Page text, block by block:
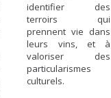
identifier des
terroirs qui
prennent vie dans
leurs vins, et à
valoriser des
particularismes
culturels.